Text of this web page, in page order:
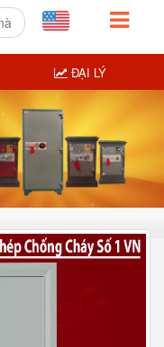
ĐẠI LÝ